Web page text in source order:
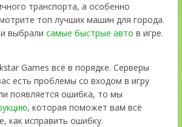
транспорта, а особенно
топ лучших машин для города.
выбрали самые быстрые авто в игре.
Games всё в порядке. Серверы
есть проблемы со входом в игру
появляется ошибка, то мы
, которая поможет вам всё
как исправить ошибку.